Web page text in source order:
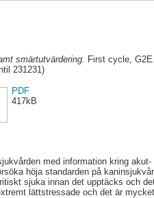
smärtutvärdering. First cycle,
231231)
PDF
417kB
med information kring
höja standarden på
sjuka innan det upptäcks och
lättstressade och det är